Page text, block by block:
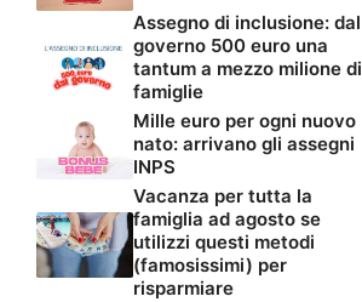
Assegno di inclusione: dal
governo 500 euro una
tantum a mezzo milione di
famiglie
Mille euro per ogni nuovo
nato: arrivano gli assegni
INPS
Vacanza per tutta la
famiglia ad agosto se
utilizzi questi metodi
(famosissimi) per
risparmiare